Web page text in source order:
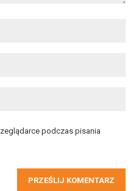
podczas pisania
PRZEŚLIJ KOMENTARZ